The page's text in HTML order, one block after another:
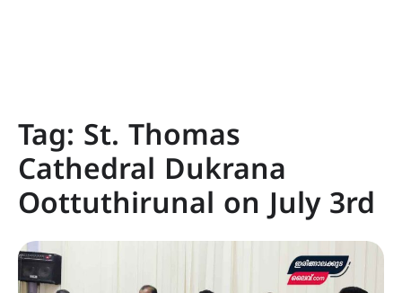
Tag: St. Thomas
Cathedral Dukrana
Oottuthirunal on July 3rd